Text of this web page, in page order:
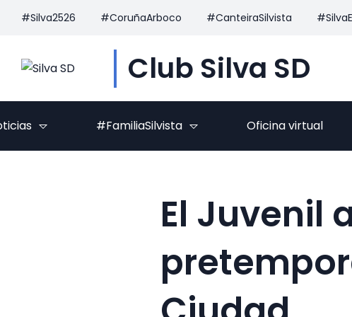
#Silva2526 #CoruñaArboco #CanteiraSilvista
Club Silva SD
#FamiliaSilvista Oficina virtual
El Juvenil